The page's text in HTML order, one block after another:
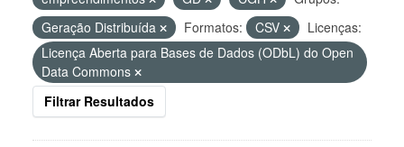
Geração Distribuída
Formatos: CSV
Licenças:
Licença Aberta para Bases de Dados (ODbL) do Open
Data Commons
Filtrar Resultados